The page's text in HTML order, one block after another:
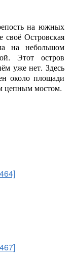
на южных
своё Островская
на небольшом
Этот остров
уже нет. Здесь
около площади
цепным мостом.